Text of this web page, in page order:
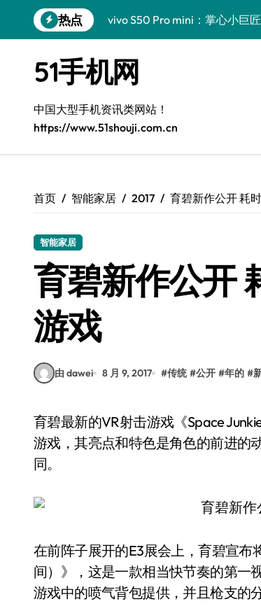
到
热点
vivo S50 Pro mini：掌心小巨
小米17 Pro震撼来袭！超实用
三星Galaxy Z Fold7抢先揭秘！
S25 Ultra颜值炸裂！定制主题
S25+闪亮登场，这样拍更吸睛
S26+颜值暴增！三星机皇美颜
三星Galaxy Z TriFold，三折
51手机网
中国大型手机资讯类网站！
https://www.51shouji.com.cn
首页 智能家居 2017 育碧新作公开 耗
智能家居
育碧新作公开
游戏
由 dawei 8 月 9, 2017 #传统 #公开 #年的 #
育碧最新的VR射击游戏《Space Junkies（迷乱空间）》是一款相当快节奏的第一视角街机射击类
游戏，其亮点和特色是角色的前进的
同。
在前阵子展开的E3展会上，育碧宣布
间）》，这是一款相当快节奏的第一
游戏中的喷气背包提供，并且枪支的